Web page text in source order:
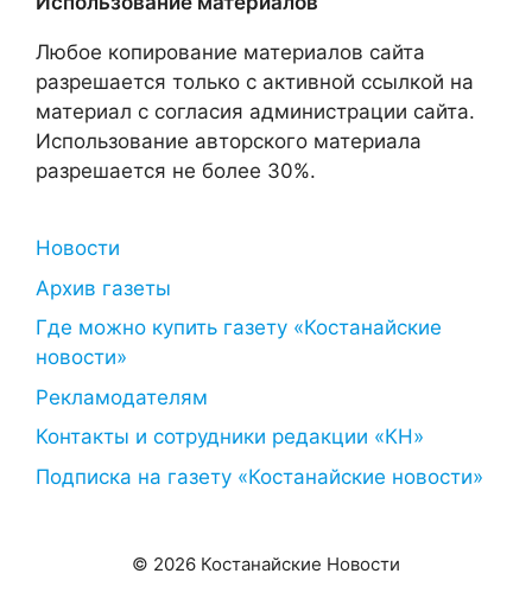
Любое копирование материалов сайта
разрешается только с активной ссылкой на
материал с согласия администрации сайта.
Использование авторского материала
разрешается не более 30%.
Новости
Архив газеты
Где можно купить газету «Костанайские
новости»
Рекламодателям
Контакты и сотрудники редакции «КН»
Подписка на газету «Костанайские новости»
© 2026 Костанайские Новости